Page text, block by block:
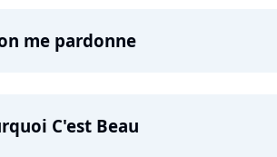
me pardonne
C'est Beau